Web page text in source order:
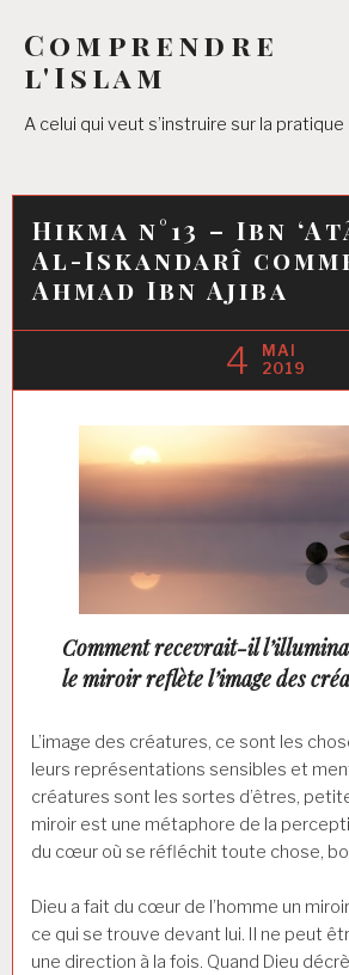
contenu
principal
Comprendre
l'Islam
A celui qui veut s’instruire sur la pratique
Hikma n°13 – Ibn
Al-Iskandarî
Ahmad Ibn Ajiba
4
MAI
2019
Comment recevrait-il
le miroir reflète l’image des
L’image des créatures, ce sont les
leurs représentations sensibles et
créatures sont les sortes d’êtres,
miroir est une métaphore de la
du cœur où se réfléchit toute chose,
Dieu a fait du cœur de l’homme un
ce qui se trouve devant lui. Il ne peut
une direction à la fois. Quand Dieu